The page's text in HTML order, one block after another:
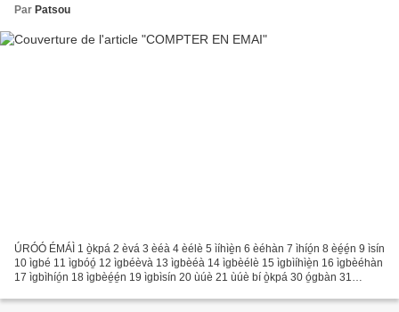
Par Patsou
ÚRÓÓ ÉMÁÌ 1 ò̠kpá 2 èvá 3 èéà 4 èélè 5 ìíhìè̠n 6 èéhàn 7 ìhíó̱n 8 èé̱é̱n 9 ìsín
10 ìgbé 11 ìgbóó̱ 12 ìgbéèvà 13 ìgbèéà 14 ìgbèélè 15 ìgbìíhìè̱n 16 ìgbèéhàn
17 ìgbìhíó̱n 18 ìgbèé̱é̱n 19 ìgbìsín 20 ùúè 21 ùúè bí ò̠kpá 30 ó̱gbàn 31